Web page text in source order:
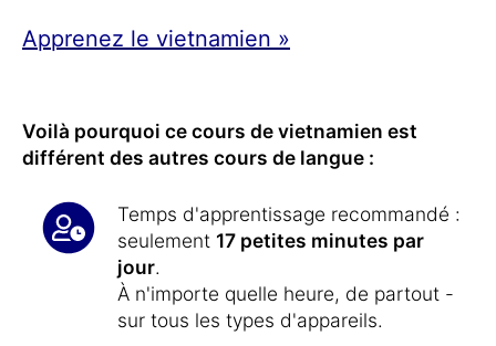
Apprenez le vietnamien »
Voilà pourquoi ce cours de vietnamien est
différent des autres cours de langue :
Temps d'apprentissage recommandé :
seulement 17 petites minutes par
jour.
À n'importe quelle heure, de partout -
sur tous les types d'appareils.